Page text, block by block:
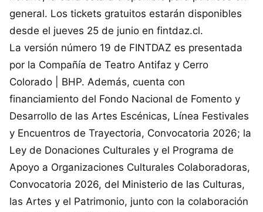
general. Los tickets gratuitos estarán disponibles
desde el jueves 25 de junio en fintdaz.cl.
La versión número 19 de FINTDAZ es presentada
por la Compañía de Teatro Antifaz y Cerro
Colorado | BHP. Además, cuenta con
financiamiento del Fondo Nacional de Fomento y
Desarrollo de las Artes Escénicas, Línea Festivales
y Encuentros de Trayectoria, Convocatoria 2026; la
Ley de Donaciones Culturales y el Programa de
Apoyo a Organizaciones Culturales Colaboradoras,
Convocatoria 2026, del Ministerio de las Culturas,
las Artes y el Patrimonio, junto con la colaboración